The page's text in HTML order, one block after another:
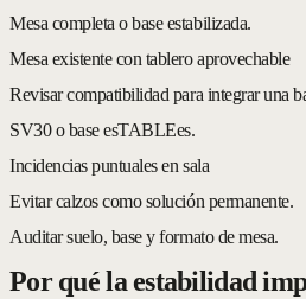
Mesa completa o base estabilizada.
Mesa existente con tablero aprovechable
Revisar compatibilidad para integrar una
SV30 o base esTABLEes.
Incidencias puntuales en sala
Evitar calzos como solución permanente.
Auditar suelo, base y formato de mesa.
Por qué la estabilidad